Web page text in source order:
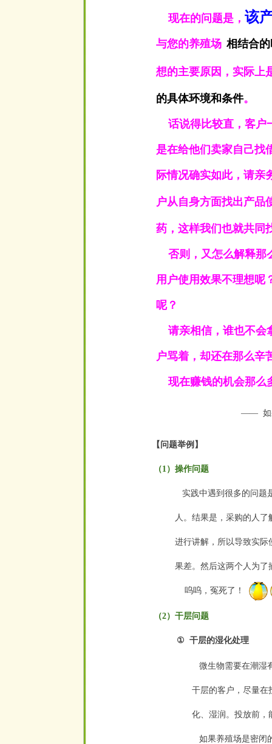
现在的问题是， 该
与您的养殖场 相结合
想的主要原因，实际上
的具体环境和条件。
话说得比较直，客户
是在给他们卖家自己找
际情况确实如此，请亲
户从自身方面找出产品
药，这样我们也就共同
否则，又怎么解释那
用户使用效果不理想呢
呢？
请亲相信，谁也不会
户骂着，却还在那么辛
现在赚钱的机会那么
——
【问题举例】
（1）操作问题
实践中遇到很多的问题
人。结果是，采购的人了
进行讲解，所以导致实际
果差。然后这两个人为了
呜呜，冤死了！
（2）干层问题
① 干层的湿化处理
微生物需要在潮湿
干层的客户，尽量在
化、湿润。投放前，
如果养殖场是密闭